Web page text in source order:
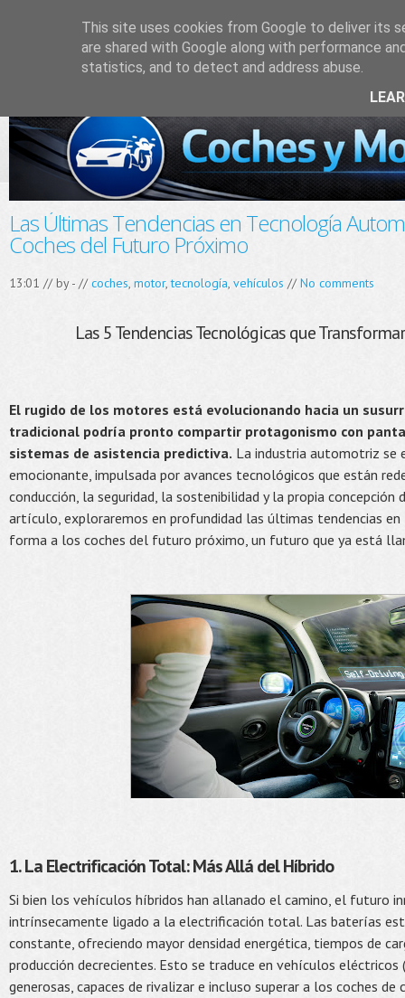
Las Últimas Tendencias en Tecnología
Coches del Futuro Próximo
13:01 // by- //coches, motor,tecnología, vehículos //No comments
Las 5 Tendencias Tecnológicas que
El rugido de los motores está evolucionando hacia un
tradicional podría pronto compartir protagonismo con
sistemas de asistencia predictiva. La industria automotriz se
emocionante, impulsada por avances tecnológicos que están
conducción, la seguridad, la sostenibilidad y la propia
artículo, exploraremos en profundidad las últimas tendencias
forma a los coches del futuro próximo, un futuro que ya está
1. La Electrificación Total: Más Allá del Híbrido
Si bien los vehículos híbridos han allanado el camino, el futuro
intrínsecamente ligado a la electrificación total. Las baterías
constante, ofreciendo mayor densidad energética, tiempos de
producción decrecientes. Esto se traduce en vehículos
generosas, capaces de rivalizar e incluso superar a los coches
This site uses cookies from Google to deliver its
are shared with Google along with performance
statistics, and to detect and address abuse.